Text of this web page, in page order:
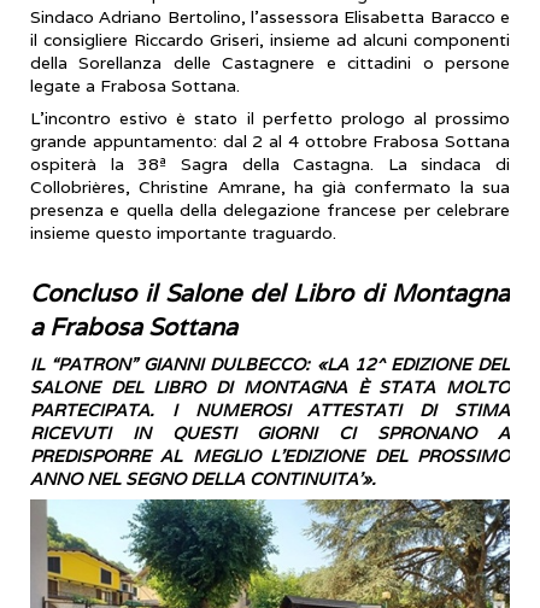
Sindaco Adriano Bertolino, l'assessora Elisabetta Baracco e
il consigliere Riccardo Griseri, insieme ad alcuni componenti
della Sorellanza delle Castagnere e cittadini o persone
legate a Frabosa Sottana.
​L'incontro estivo è stato il perfetto prologo al prossimo
grande appuntamento: dal 2 al 4 ottobre Frabosa Sottana
ospiterà la 38ª Sagra della Castagna. La sindaca di
Collobrières, Christine Amrane, ha già confermato la sua
presenza e quella della delegazione francese per celebrare
insieme questo importante traguardo.
Concluso il Salone del Libro di Montagna
a Frabosa Sottana
IL “PATRON” GIANNI DULBECCO: «LA 12^ EDIZIONE DEL
SALONE DEL LIBRO DI MONTAGNA È STATA MOLTO
PARTECIPATA. I NUMEROSI ATTESTATI DI STIMA
RICEVUTI IN QUESTI GIORNI CI SPRONANO A
PREDISPORRE AL MEGLIO L’EDIZIONE DEL PROSSIMO
ANNO NEL SEGNO DELLA CONTINUITA’».